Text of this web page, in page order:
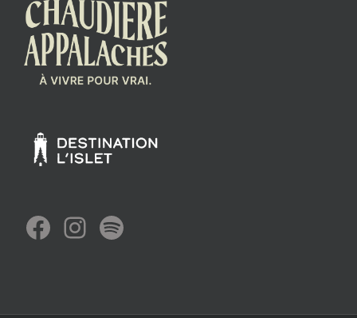
Facebook
Instagram